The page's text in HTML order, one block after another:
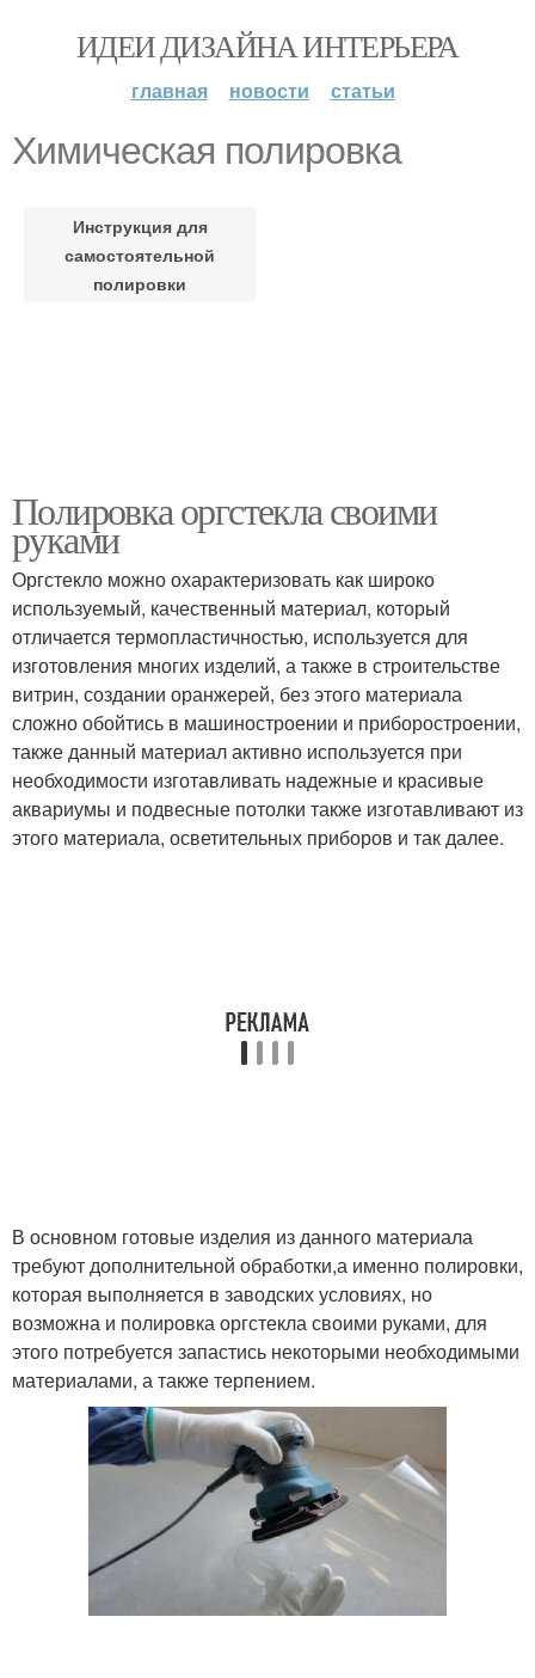
ИДЕИ ДИЗАЙНА ИНТЕРЬЕРА
главная новости статьи
Химическая полировка
Инструкция для
самостоятельной
полировки
Полировка оргстекла своими
руками
Оргстекло можно охарактеризовать как широко
используемый, качественный материал, который
отличается термопластичностью, используется для
изготовления многих изделий, а также в строительстве
витрин, создании оранжерей, без этого материала
сложно обойтись в машиностроении и приборостроении,
также данный материал активно используется при
необходимости изготавливать надежные и красивые
аквариумы и подвесные потолки также изготавливают из
этого материала, осветительных приборов и так далее.
В основном готовые изделия из данного материала
требуют дополнительной обработки,а именно полировки,
которая выполняется в заводских условиях, но
возможна и полировка оргстекла своими руками, для
этого потребуется запастись некоторыми необходимыми
материалами, а также терпением.